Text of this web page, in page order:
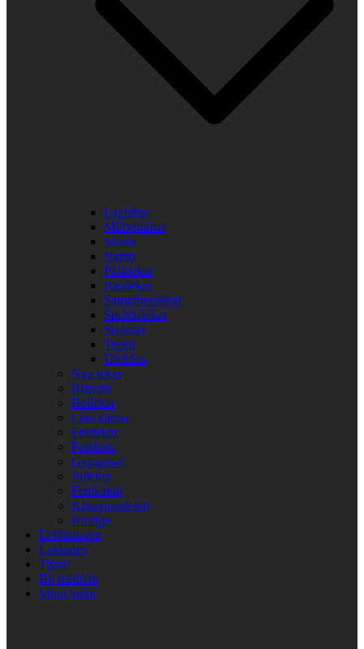
Laglekar
Midsommar
Musik
Namn
Påsklekar
Rastlekar
Samarbetslekar
Snabbalekar
Stafetter
Tagen
Utelekar
Nya lekar
Blandat
Bollekar
Lära känna
Festlekar
Förskola
Gympasal
Jullekar
Femkamp
Klassrumslekar
Kluriga
Lekfinnaren
Lekindex
Tipsa!
Bli medlem
Mina Sidor